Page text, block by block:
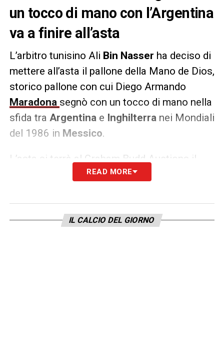
un tocco di mano con l’Argentina
va a finire all’asta
L’arbitro tunisino Ali Bin Nasser ha deciso di
mettere all’asta il pallone della Mano de Dios,
storico pallone con cui Diego Armando
Maradona segnò con un tocco di mano nella
sfida tra Argentina e Inghilterra nei Mondiali
del 1986 in Messico.
L’asta si terrà al Graham Budd Auctions il
prossimo 16 novembre durante un evento
valore stimato del pallone è di 3 milioni di
sterline, cifra che potrebbe salire ancora di
READ MORE
IL CALCIO DEL GIORNO